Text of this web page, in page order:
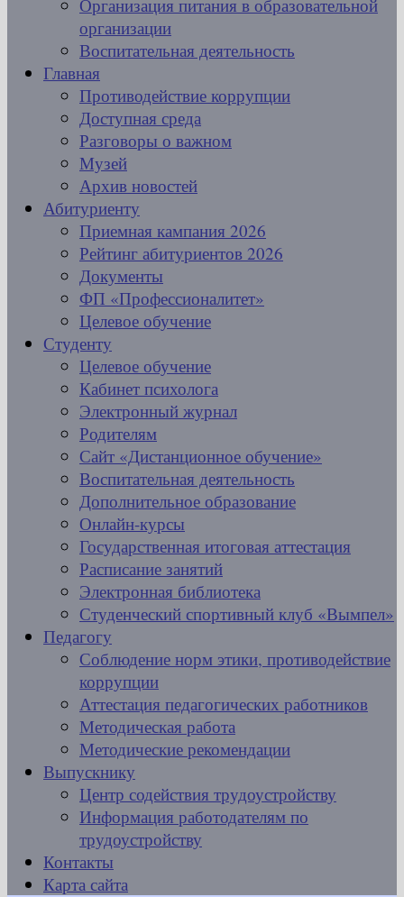
Организация питания в образовательной
организации
Воспитательная деятельность
Главная
Противодействие коррупции
Доступная среда
Разговоры о важном
Музей
Архив новостей
Абитуриенту
Приемная кампания 2026
Рейтинг абитуриентов 2026
Документы
ФП «Профессионалитет»
Целевое обучение
Студенту
Целевое обучение
Кабинет психолога
Электронный журнал
Родителям
Сайт «Дистанционное обучение»
Воспитательная деятельность
Дополнительное образование
Онлайн-курсы
Государственная итоговая аттестация
Расписание занятий
Электронная библиотека
Студенческий спортивный клуб «Вымпел»
Педагогу
Соблюдение норм этики, противодействие
коррупции
Аттестация педагогических работников
Методическая работа
Методические рекомендации
Выпускнику
Центр содействия трудоустройству
Информация работодателям по
трудоустройству
Контакты
Карта сайта